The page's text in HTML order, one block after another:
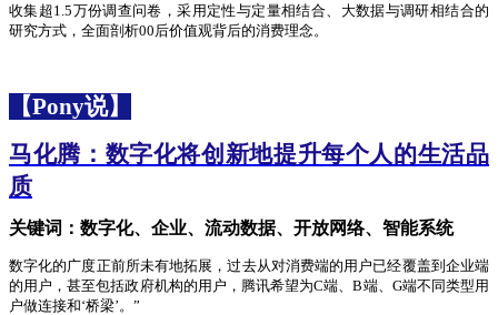
收集超1.5万份调查问卷，采用定性与定量相结合、大数据与调研相结合的
研究方式，全面剖析00后价值观背后的消费理念。
【Pony说】
马化腾：数字化将创新地提升每个人的生活品
质
关键词：数字化、企业、流动数据、开放网络、智能系统
数字化的广度正前所未有地拓展，过去从对消费端的用户已经覆盖到企业端
的用户，甚至包括政府机构的用户，腾讯希望为C端、B端、G端不同类型用
户做连接和‘桥梁’。”